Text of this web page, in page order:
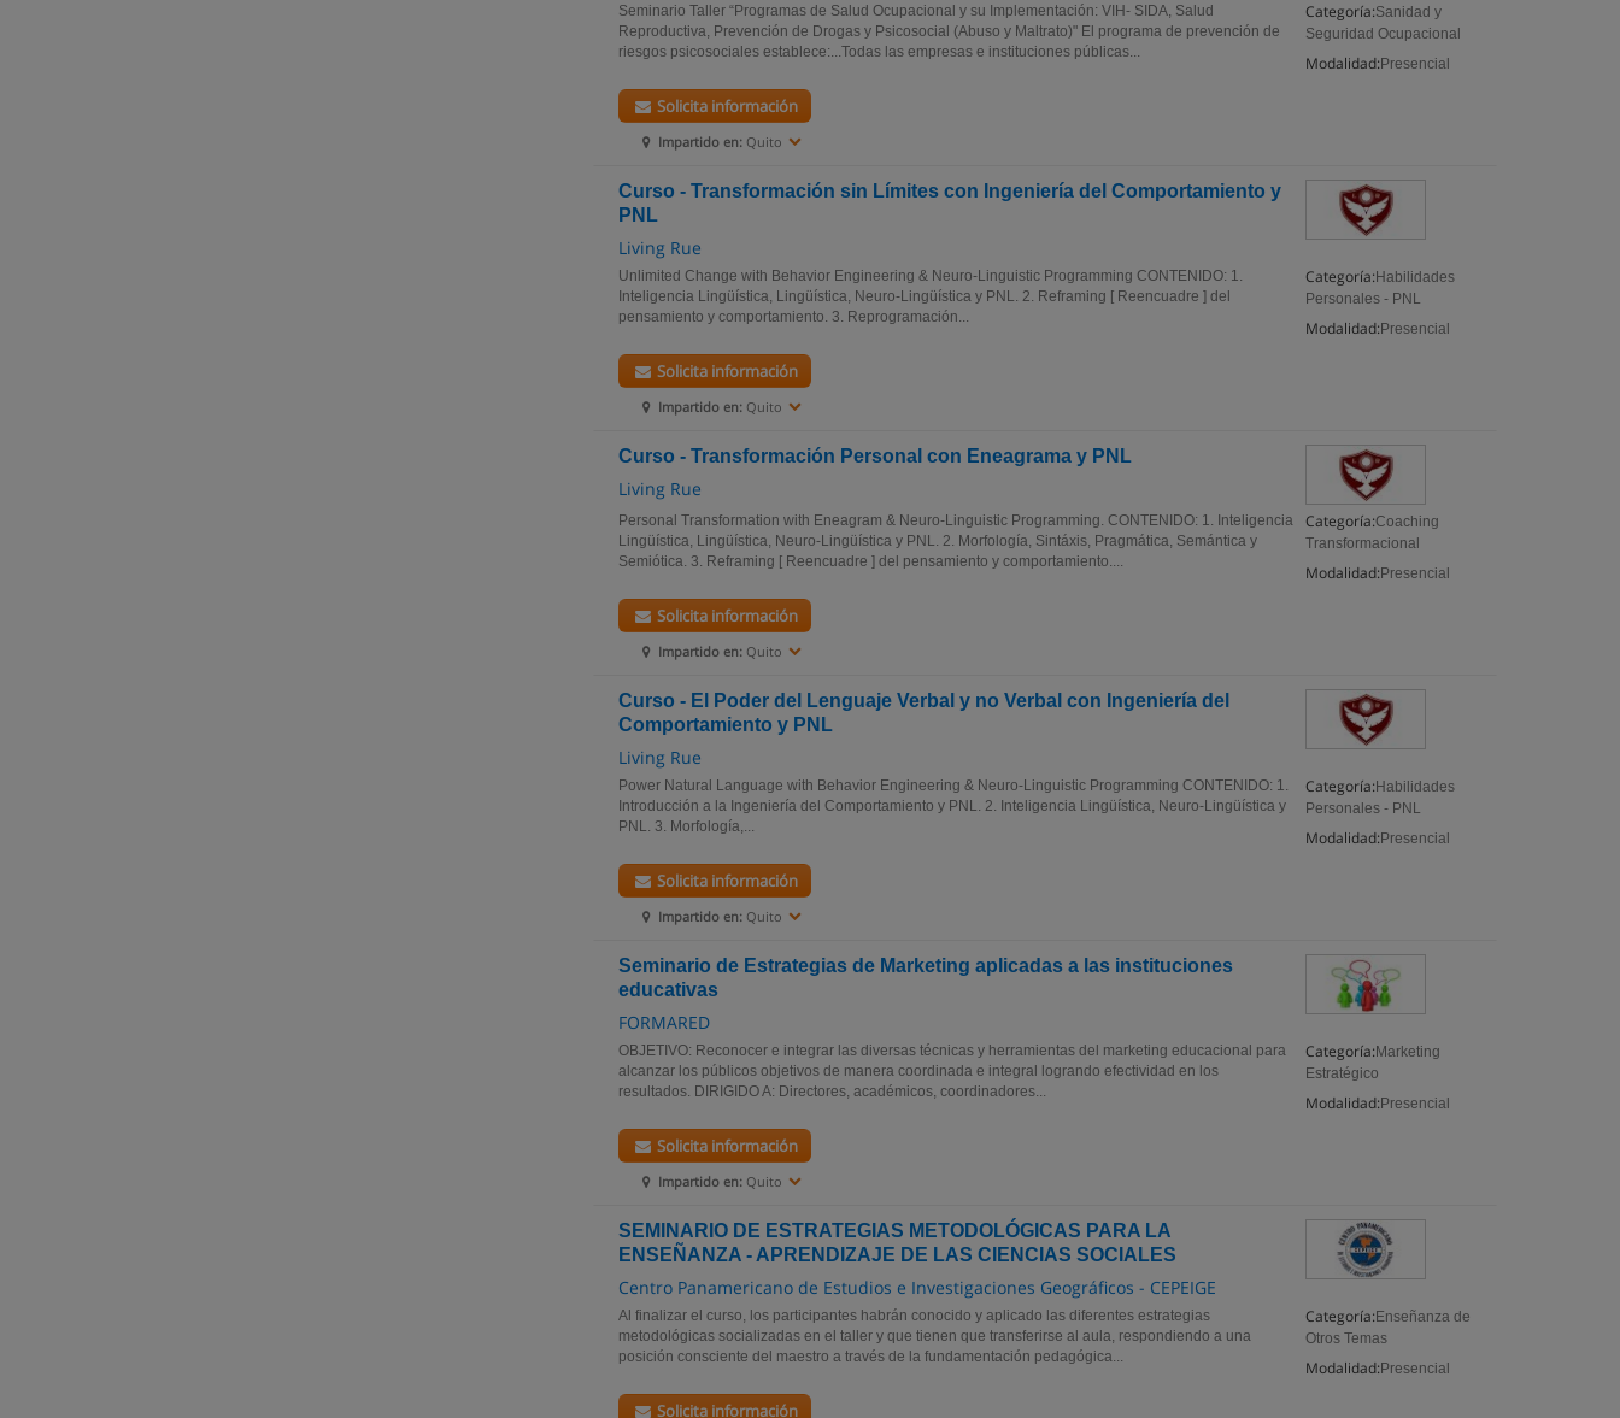
Categoría:Sanidad y
Seguridad Ocupacional
Modalidad: Presencial
Seminario Taller “Programas de Salud Ocupacional y su Implementación: VIH- SIDA, Salud
Reproductiva, Prevención de Drogas y Psicosocial (Abuso y Maltrato)" El programa de prevención de
riesgos psicosociales establece:...Todas las empresas e instituciones públicas...
Impartido en: Quito
Solicita información
Curso - Transformación sin Límites con Ingeniería del Comportamiento y
PNL
Living Rue
Categoría: Habilidades
Personales - PNL
Modalidad: Presencial
Unlimited Change with Behavior Engineering & Neuro-Linguistic Programming CONTENIDO: 1.
Inteligencia Lingüística, Lingüística, Neuro-Lingüística y PNL. 2. Reframing [ Reencuadre ] del
pensamiento y comportamiento. 3. Reprogramación...
Impartido en: Quito
Solicita información
Curso - Transformación Personal con Eneagrama y PNL
Living Rue
Categoría:Coaching
Transformacional
Modalidad: Presencial
Personal Transformation with Eneagram & Neuro-Linguistic Programming. CONTENIDO: 1. Inteligencia
Lingüística, Lingüística, Neuro-Lingüística y PNL. 2. Morfología, Sintáxis, Pragmática, Semántica y
Semiótica. 3. Reframing [ Reencuadre ] del pensamiento y comportamiento....
Impartido en: Quito
Solicita información
Curso - El Poder del Lenguaje Verbal y no Verbal con Ingeniería del
Comportamiento y PNL
Living Rue
Categoría: Habilidades
Personales - PNL
Modalidad: Presencial
Power Natural Language with Behavior Engineering & Neuro-Linguistic Programming CONTENIDO: 1.
Introducción a la Ingeniería del Comportamiento y PNL. 2. Inteligencia Lingüística, Neuro-Lingüística y
PNL. 3. Morfología,...
Impartido en: Quito
Solicita información
Seminario de Estrategias de Marketing aplicadas a las instituciones
educativas
FORMARED
Categoría: Marketing
Estratégico
Modalidad: Presencial
OBJETIVO: Reconocer e integrar las diversas técnicas y herramientas del marketing educacional para
alcanzar los públicos objetivos de manera coordinada e integral logrando efectividad en los
resultados. DIRIGIDO A: Directores, académicos, coordinadores...
Impartido en: Quito
Solicita información
SEMINARIO DE ESTRATEGIAS METODOLÓGICAS PARA LA
ENSEÑANZA - APRENDIZAJE DE LAS CIENCIAS SOCIALES
Centro Panamericano de Estudios e Investigaciones Geográficos - CEPEIGE
Categoría: Enseñanza de
Otros Temas
Modalidad: Presencial
Al finalizar el curso, los participantes habrán conocido y aplicado las diferentes estrategias
metodológicas socializadas en el taller y que tienen que transferirse al aula, respondiendo a una
posición consciente del maestro a través de la fundamentación pedagógica...
Solicita información